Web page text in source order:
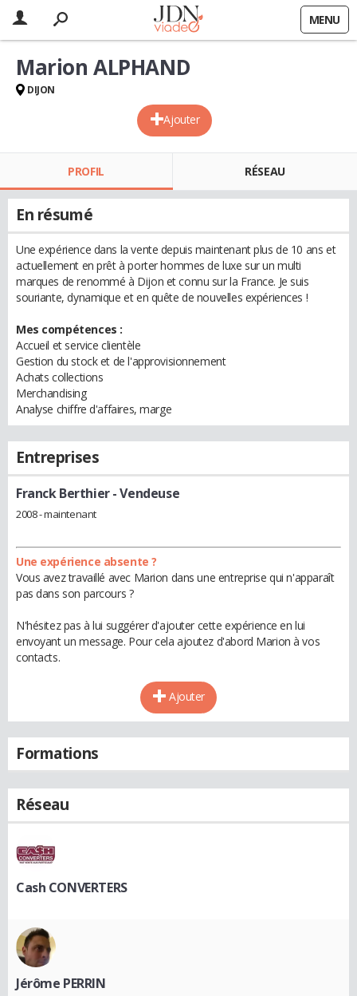
MENU
Ajouter
Marion ALPHAND
DIJON
PROFIL RÉSEAU
En résumé
Une expérience dans la vente depuis maintenant plus de 10 ans et
actuellement en prêt à porter hommes de luxe sur un multi
marques de renommé à Dijon et connu sur la France. Je suis
souriante, dynamique et en quête de nouvelles expériences !
Mes compétences :
Accueil et service clientèle
Gestion du stock et de l'approvisionnement
Achats collections
Merchandising
Analyse chiffre d'affaires, marge
Entreprises
Franck Berthier- Vendeuse
2008 - maintenant
Une expérience absente ?
Vous avez travaillé avec Marion dans une entreprise qui n'apparaît
pas dans son parcours ?
N'hésitez pas à lui suggérer d'ajouter cette expérience en lui
envoyant un message. Pour cela ajoutez d'abord Marion à vos
contacts.
Ajouter
Formations
Réseau
Cash CONVERTERS
Jérôme PERRIN